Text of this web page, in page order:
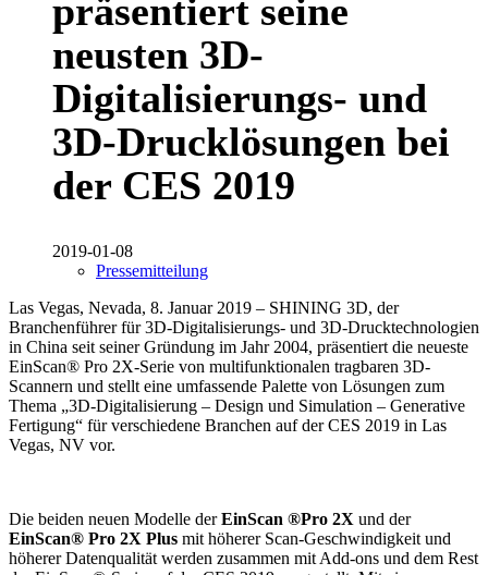
präsentiert seine
neusten 3D-
Digitalisierungs- und
3D-Drucklösungen bei
der CES 2019
2019-01-08
Pressemitteilung
Las Vegas, Nevada, 8. Januar 2019 – SHINING 3D, der
Branchenführer für 3D-Digitalisierungs- und 3D-Drucktechnologien
in China seit seiner Gründung im Jahr 2004, präsentiert die neueste
EinScan® Pro 2X-Serie von multifunktionalen tragbaren 3D-
Scannern und stellt eine umfassende Palette von Lösungen zum
Thema „3D-Digitalisierung – Design und Simulation – Generative
Fertigung“ für verschiedene Branchen auf der CES 2019 in Las
Vegas, NV vor.
Die beiden neuen Modelle derEinScan ®Pro 2X und der
EinScan® Pro 2X Plus mit höherer Scan-Geschwindigkeit und
höherer Datenqualität werden zusammen mit Add-ons und dem Rest